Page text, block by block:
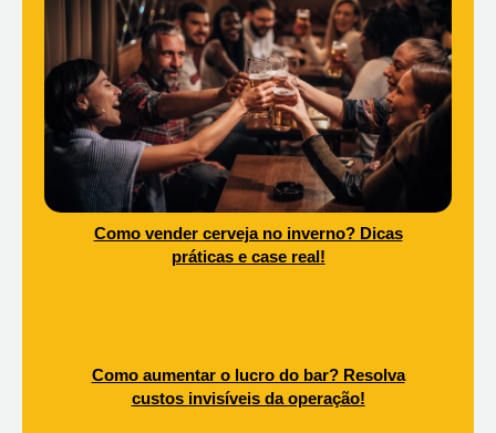
Como vender cerveja no inverno? Dicas
práticas e case real!
Como aumentar o lucro do bar? Resolva
custos invisíveis da operação!